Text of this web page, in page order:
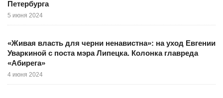
Петербурга
5 июня 2024
«Живая власть для черни ненавистна»: на уход Евгении
Уваркиной с поста мэра Липецка. Колонка главреда
«Абирега»
4 июня 2024